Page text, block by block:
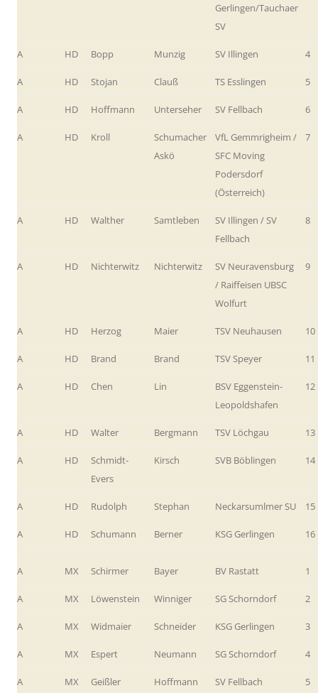
Gerlingen/Tauchaer
SV
A HD Bopp Munzig SV Illingen 4
A HD Stojan Clauß TS Esslingen 5
A HD Hoffmann Unterseher SV Fellbach 6
A HD Kroll
Schumacher
Askö
VfL Gemmrigheim /
SFC Moving
Podersdorf
(Österreich)
7
A HD Walther Samtleben
SV Illingen / SV
Fellbach
8
A HD Nichterwitz Nichterwitz
SV Neuravensburg
/ Raiffeisen UBSC
Wolfurt
9
A HD Herzog Maier TSV Neuhausen 10
A HD Brand Brand TSV Speyer 11
A HD Chen Lin
BSV Eggenstein-
Leopoldshafen
12
A HD Walter Bergmann TSV Löchgau 13
A HD
Schmidt-
Evers
Kirsch SVB Böblingen 14
A HD Rudolph Stephan Neckarsumlmer SU 15
A HD Schumann Berner KSG Gerlingen 16
A MX Schirmer Bayer BV Rastatt 1
A MX Löwenstein Winniger SG Schorndorf 2
A MX Widmaier Schneider KSG Gerlingen 3
A MX Espert Neumann SG Schorndorf 4
A MX Geißler Hoffmann SV Fellbach 5